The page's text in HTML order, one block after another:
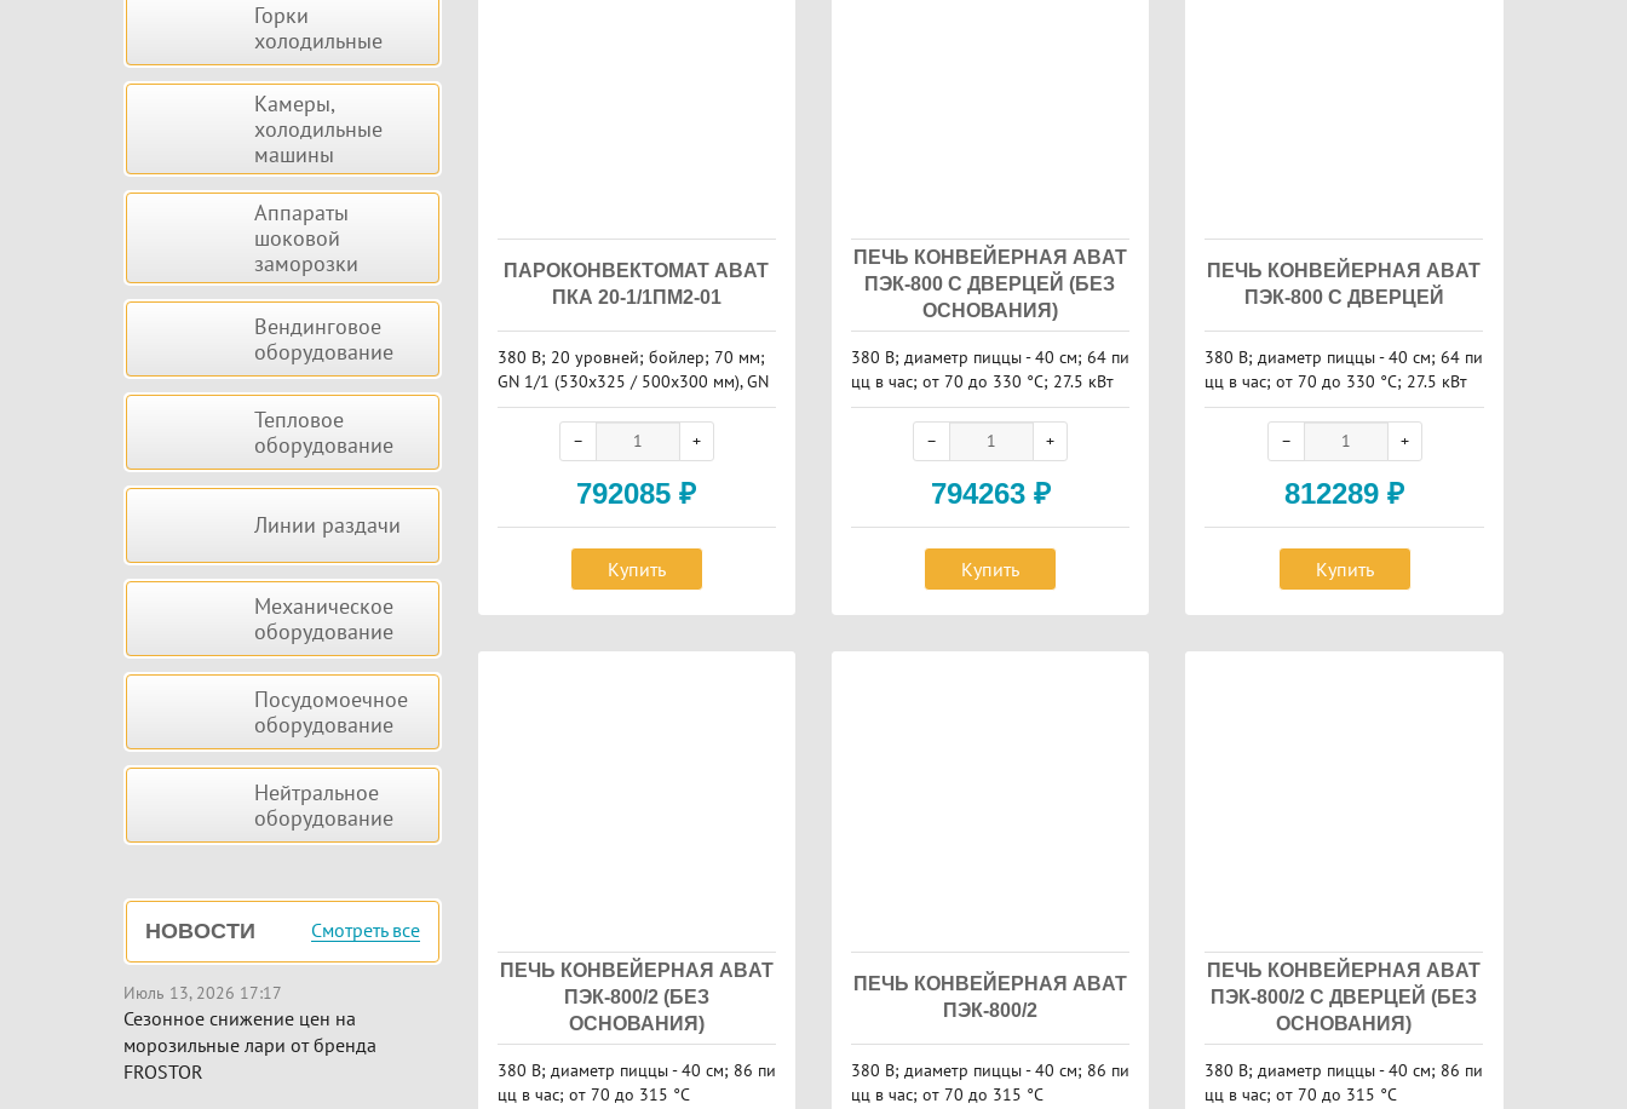
ПАРОКОНВЕКТОМАТ ABAT
ПКА 20-1/1ПМ2-01
380 В; 20 уровней; бойлер; 70 мм;
GN 1/1 (530x325 / 500x300 мм), GN
1/2 (325x265 / 300x238 мм), GN 1/3
(325x176 / 300x150 мм); электронн
ая панель управления ; автоматичес
792085₽
Купить
ПЕЧЬ КОНВЕЙЕРНАЯ ABAT
ПЭК-800 С ДВЕРЦЕЙ (БЕЗ
ОСНОВАНИЯ)
380 В; диаметр пиццы - 40 см; 64 пи
цц в час; от 70 до 330 °С; 27.5 кВт
794263 ₽
Купить
ПЕЧЬ КОНВЕЙЕРНАЯ ABAT
ПЭК-800 С ДВЕРЦЕЙ
380 В; диаметр пиццы - 40 см; 64 пи
цц в час; от 70 до 330 °С; 27.5 кВт
812289₽
Купить
ПЕЧЬ КОНВЕЙЕРНАЯ ABAT
ПЭК-800/2 (БЕЗ
ОСНОВАНИЯ)
380 В; диаметр пиццы - 40 см; 86 пи
цц в час; от 70 до 315 °С
ПЕЧЬ КОНВЕЙЕРНАЯ ABAT
ПЭК-800/2
380 В; диаметр пиццы - 40 см; 86 пи
цц в час; от 70 до 315 °С
ПЕЧЬ КОНВЕЙЕРНАЯ ABAT
ПЭК-800/2 С ДВЕРЦЕЙ (БЕЗ
ОСНОВАНИЯ)
380 В; диаметр пиццы - 40 см; 86 пи
цц в час; от 70 до 315 °С
Горки
холодильные
Камеры,
холодильные
машины
Аппараты
шоковой
заморозки
Вендинговое
оборудование
Тепловое
оборудование
Линии раздачи
Механическое
оборудование
Посудомоечное
оборудование
Нейтральное
оборудование
НОВОСТИ Смотреть все
Июль 13, 2026 17:17
Сезонное снижение цен на
морозильные лари от бренда
FROSTOR